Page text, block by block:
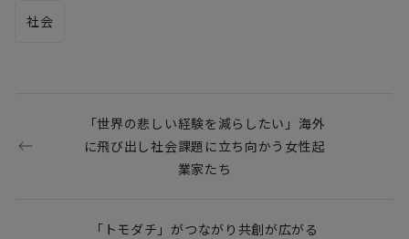
社会
「世界の悲しい経験を減らしたい」海外
に飛び出し社会課題に立ち向かう女性起
業家たち
「トモダチ」がつながり共創が広がる